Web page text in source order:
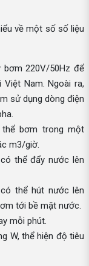
về một số số liệu
bơm 220V/50Hz để
Nam. Ngoài ra,
sử dụng dòng điện
bơm trong một
m3/giờ.
thể đẩy nước lên
thể hút nước lên
tới bề mặt nước.
mỗi phút.
W, thể hiện độ tiêu